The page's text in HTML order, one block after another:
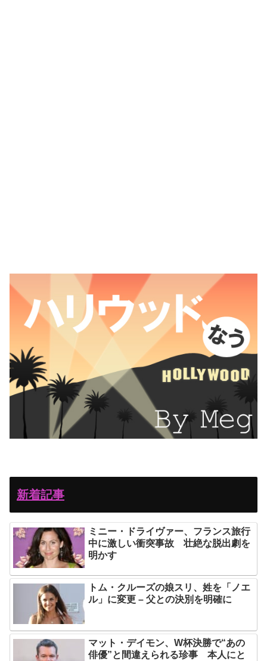
新着記事
ミニー・ドライヴァー、フランス旅行
中に激しい衝突事故 壮絶な脱出劇を
明かす
トム・クルーズの娘スリ、姓を「ノエ
ル」に変更 – 父との決別を明確に
マット・デイモン、W杯決勝で“あの
俳優”と間違えられる珍事 本人にと